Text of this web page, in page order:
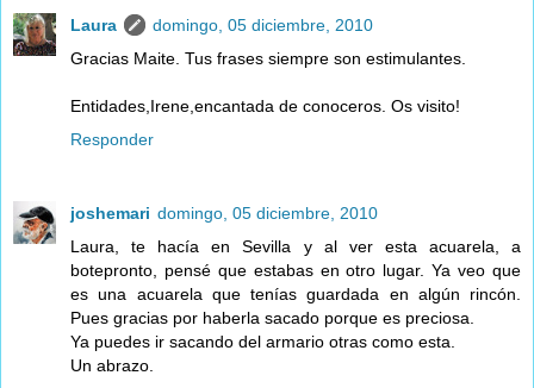
Laura
domingo, 05 diciembre, 2010
Gracias Maite. Tus frases siempre son estimulantes.
Entidades,Irene,encantada de conoceros. Os visito!
Responder
joshemari domingo, 05 diciembre, 2010
Laura, te hacía en Sevilla y al ver esta acuarela, a
botepronto, pensé que estabas en otro lugar. Ya veo que
es una acuarela que tenías guardada en algún rincón.
Pues gracias por haberla sacado porque es preciosa.
Ya puedes ir sacando del armario otras como esta.
Un abrazo.